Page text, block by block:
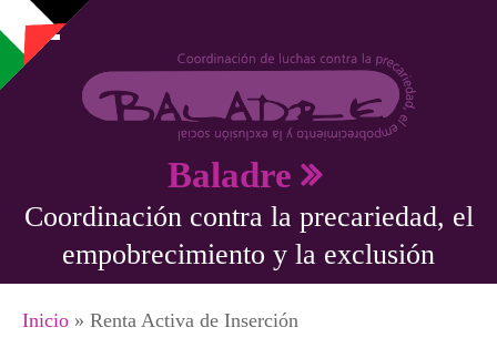
Pasar al contenido principal
Baladre
Coordinación contra la precariedad, el
empobrecimiento y la exclusión
Se encuentra usted aquí
Inicio » Renta Activa de Inserción